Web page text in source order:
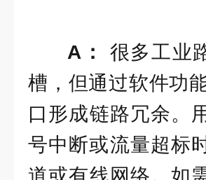
A：
很多工业
槽，但通过软件功
口形成链路冗余。
号中断或流量超标